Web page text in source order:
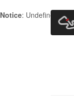
Notice: Undefined